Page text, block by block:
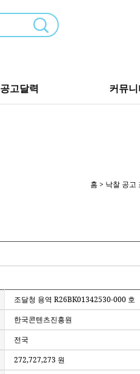
공고달력 커뮤
홈 > 낙찰 공고
조달청 용역 R26BK01342530-000 호
한국콘텐츠진흥원
전국
272,727,273 원